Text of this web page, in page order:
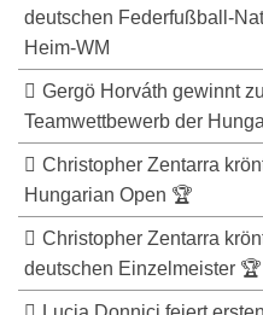
deutschen Federfußball-
Heim-WM
Gergö Horváth gewinnt
Teamwettbewerb der
Christopher Zentarra
Hungarian Open 🏆
Christopher Zentarra
deutschen Einzelmeister 🏆